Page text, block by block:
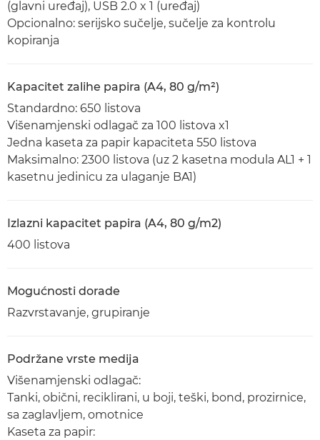
(glavni uređaj), USB 2.0 x 1 (uređaj)
Opcionalno: serijsko sučelje, sučelje za kontrolu
kopiranja
Kapacitet zalihe papira (A4, 80 g/m²)
Standardno: 650 listova
Višenamjenski odlagač za 100 listova x1
Jedna kaseta za papir kapaciteta 550 listova
Maksimalno: 2300 listova (uz 2 kasetna modula AL1 + 1
kasetnu jedinicu za ulaganje BA1)
Izlazni kapacitet papira (A4, 80 g/m2)
400 listova
Mogućnosti dorade
Razvrstavanje, grupiranje
Podržane vrste medija
Višenamjenski odlagač:
Tanki, obični, reciklirani, u boji, teški, bond, prozirnice,
sa zaglavljem, omotnice
Kaseta za papir: